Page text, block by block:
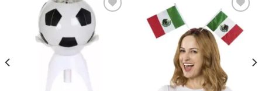
lista de
Añadir
a la
lista de
deseos